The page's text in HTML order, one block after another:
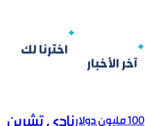
اخترنا لك
نادي تشرين
آخر الأخبار
100 مليون دولار